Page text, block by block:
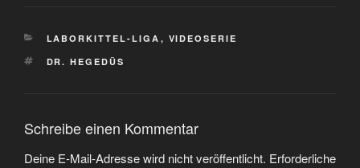
KATEGORIEN
LABORKITTEL-LIGA , VIDEOSERIE
SCHLAGWÖRTER
DR. HEGEDÜS
Schreibe einen Kommentar
Deine E-Mail-Adresse wird nicht veröffentlicht. Erforderliche